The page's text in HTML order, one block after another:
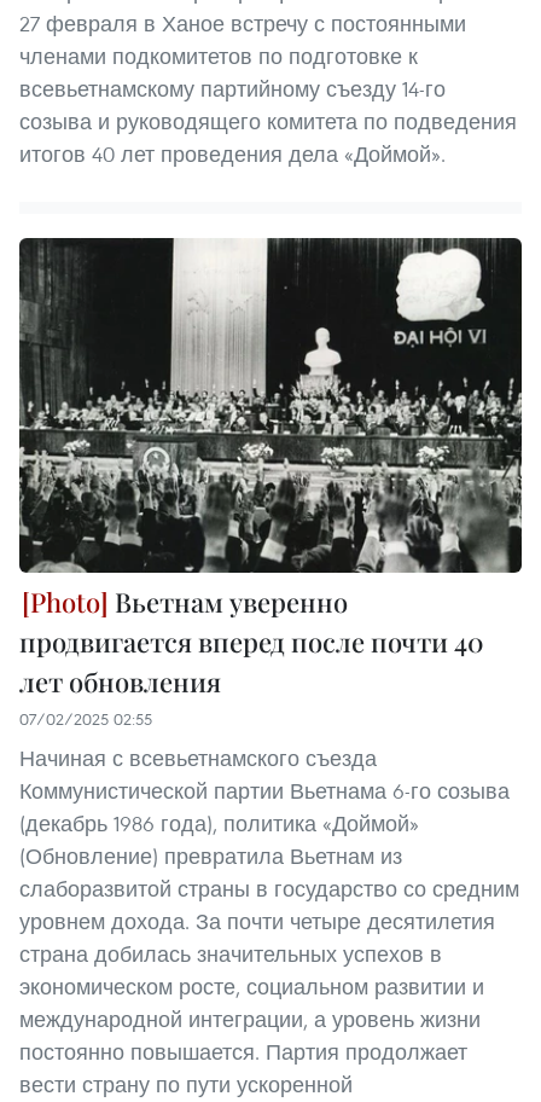
27 февраля в Ханое встречу с постоянными
членами подкомитетов по подготовке к
всевьетнамскому партийному съезду 14-го
созыва и руководящего комитета по подведения
итогов 40 лет проведения дела «Доймой».
Вьетнам уверенно
продвигается вперед после почти 40
лет обновления
07/02/2025 02:55
Начиная с всевьетнамского съезда
Коммунистической партии Вьетнама 6-го созыва
(декабрь 1986 года), политика «Доймой»
(Обновление) превратила Вьетнам из
слаборазвитой страны в государство со средним
уровнем дохода. За почти четыре десятилетия
страна добилась значительных успехов в
экономическом росте, социальном развитии и
международной интеграции, а уровень жизни
постоянно повышается. Партия продолжает
вести страну по пути ускоренной